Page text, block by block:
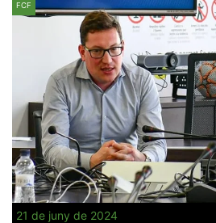
FCF
21 de juny de 2024